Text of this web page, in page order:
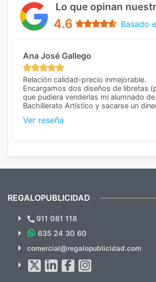
Lo que opinan
4.6 Basado
Ana José Gallego
Relación calidad-precio inmejorable.
Encargamos dos diseños de libretas
que pudiera venderlas mi alumnado de
Bachillerato Artístico y sacarse un
diferencia, con libretas de muy buena
Ver reseña
¿Quieres ver nuestras
Novedades y Ofertas?
hacemos Spam)
REGALOPUBLICIDAD
911 081 118
635 24 30 60
comercial@regalopublicidad.com